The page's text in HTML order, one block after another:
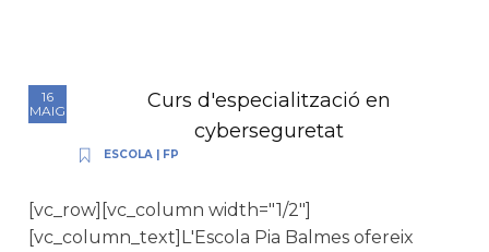
16
MAIG
Curs d'especialització en
cyberseguretat
ESCOLA | FP
[vc_row][vc_column width="1/2"]
[vc_column_text]L'Escola Pia Balmes ofereix